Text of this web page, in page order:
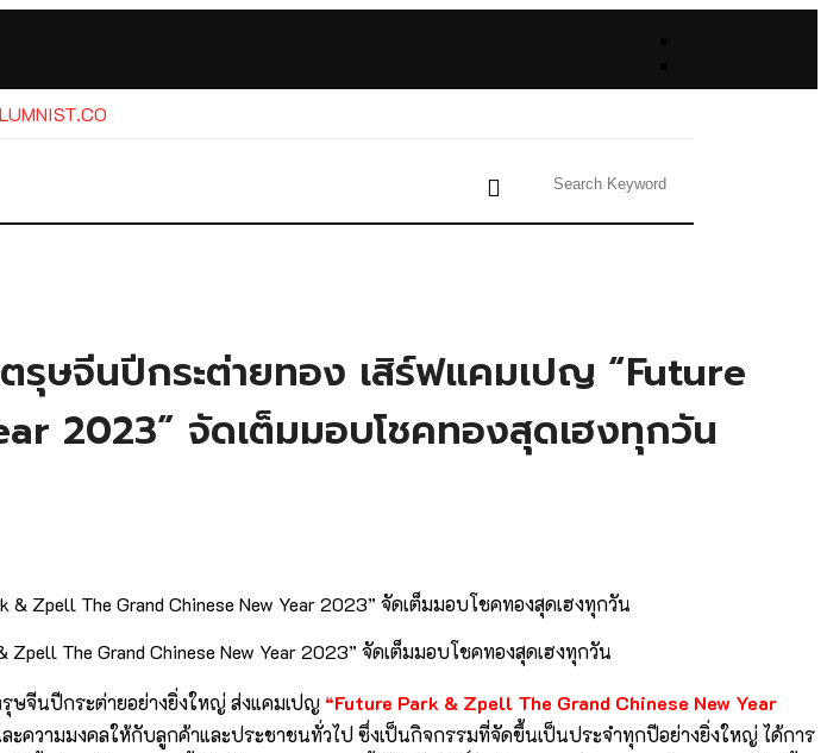
รุษจีนปีกระต่ายทอง เสิร์ฟแคมเปญ “Future
2023” จัดเต็มมอบโชคทองสุดเฮงทุกวัน
The Grand Chinese New Year 2023” จัดเต็มมอบโชคทองสุดเฮงทุกวัน
ษจีนปีกระต่ายอย่างยิ่งใหญ่ ส่งแคมเปญ “Future Park & Zpell The Grand Chinese New Year
ะความมงคลให้กับลูกค้าและประชาชนทั่วไป ซึ่งเป็นกิจกรรมที่จัดขึ้นเป็นประจำทุกปีอย่างยิ่งใหญ่ ได้การ